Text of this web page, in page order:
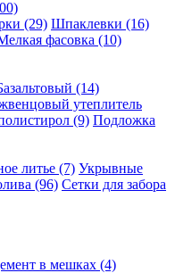
(29) Шпаклевки (16)
фасовка (10)
(14)
утеплитель
(9) Подложка
литье (7) Укрывные
(96) Сетки для забора
в мешках (4)